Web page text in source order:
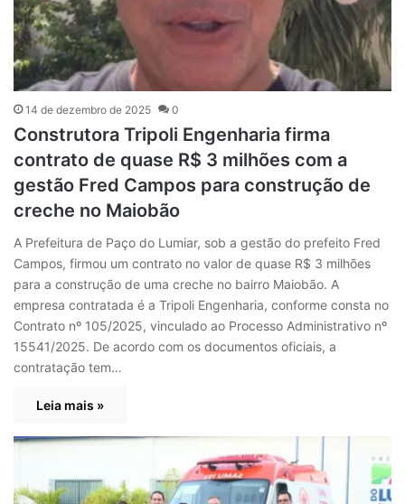
14 de dezembro de 2025 0
Construtora Tripoli Engenharia firma
contrato de quase R$ 3 milhões com a
gestão Fred Campos para construção de
creche no Maiobão
A Prefeitura de Paço do Lumiar, sob a gestão do prefeito Fred
Campos, firmou um contrato no valor de quase R$ 3 milhões
para a construção de uma creche no bairro Maiobão. A
empresa contratada é a Tripoli Engenharia, conforme consta no
Contrato nº 105/2025, vinculado ao Processo Administrativo nº
15541/2025. De acordo com os documentos oficiais, a
contratação tem…
Leia mais »